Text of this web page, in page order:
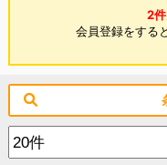
2件
会員登録をする